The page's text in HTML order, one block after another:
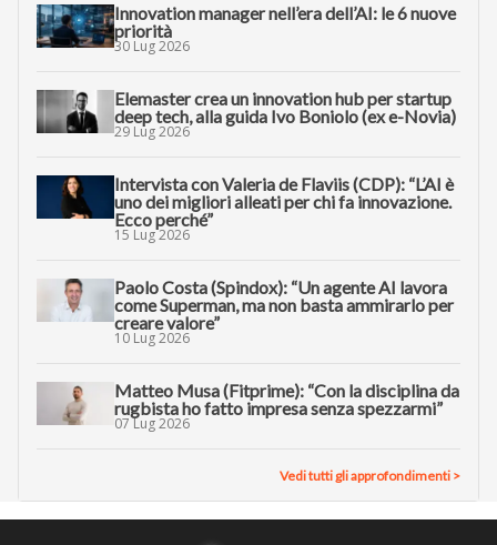
Innovation manager nell’era dell’AI: le 6 nuove
priorità
30 Lug 2026
Elemaster crea un innovation hub per startup
deep tech, alla guida Ivo Boniolo (ex e-Novia)
29 Lug 2026
Intervista con Valeria de Flaviis (CDP): “L’AI è
uno dei migliori alleati per chi fa innovazione.
Ecco perché”
15 Lug 2026
Paolo Costa (Spindox): “Un agente AI lavora
come Superman, ma non basta ammirarlo per
creare valore”
10 Lug 2026
Matteo Musa (Fitprime): “Con la disciplina da
rugbista ho fatto impresa senza spezzarmi”
07 Lug 2026
Vedi tutti gli approfondimenti >